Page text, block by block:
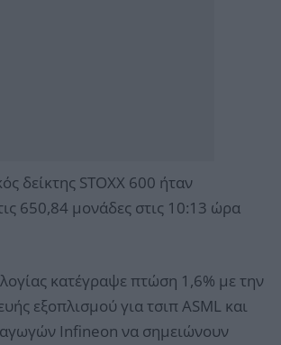
δείκτης STOXX 600 ήταν
650,84 μονάδες στις 10:13 ώρα
κατέγραψε πτώση 1,6% με την
εξοπλισμού για τσιπ ASML και
Infineon να σημειώνουν